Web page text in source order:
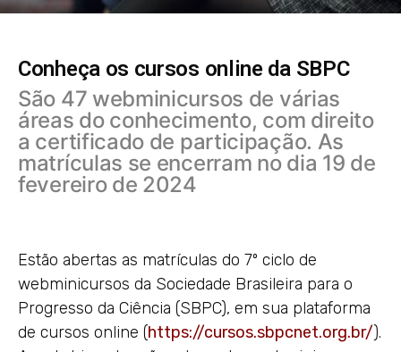
Conheça os cursos online da SBPC
São 47 webminicursos de várias
áreas do conhecimento, com direito
a certificado de participação. As
matrículas se encerram no dia 19 de
fevereiro de 2024
Estão abertas as matrículas do 7º ciclo de
webminicursos da Sociedade Brasileira para o
Progresso da Ciência (SBPC), em sua plataforma
de cursos online (https://cursos.sbpcnet.org.br/).